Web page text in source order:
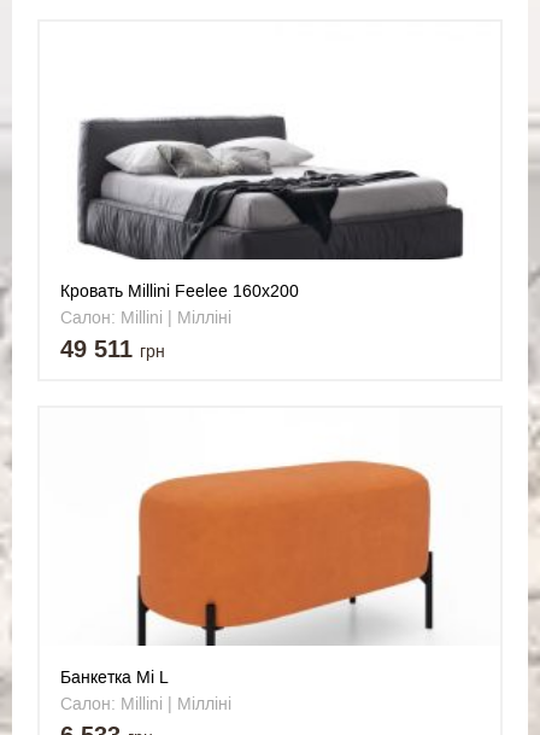
Кровать Millini Feelee 160x200
Салон: Millini | Мілліні
49 511 грн
Банкетка Mi L
Салон: Millini | Мілліні